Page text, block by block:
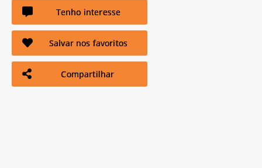
Tenho interesse
Salvar nos favoritos
Compartilhar